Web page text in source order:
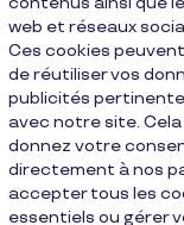
Rechercher
Quand ma
Où puis-je
web et réseaux
Ces cookies
de réutiliser vos
publicités
avec notre site.
donnez votre
directement à nos
accepter tous les
essentiels ou gérer